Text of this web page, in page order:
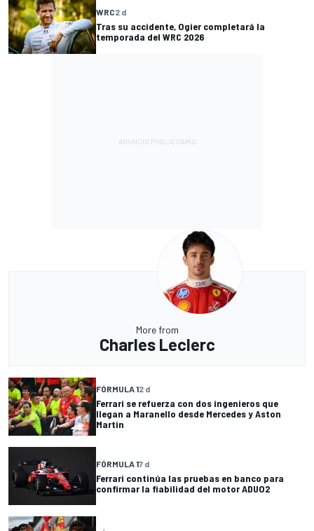
WRC2 d
Tras su accidente, Ogier completará la
temporada del WRC 2026
More from
Charles Leclerc
FÓRMULA 12 d
Ferrari se refuerza con dos ingenieros que
llegan a Maranello desde Mercedes y Aston
Martin
FÓRMULA 17 d
Ferrari continúa las pruebas en banco para
confirmar la fiabilidad del motor ADUO2